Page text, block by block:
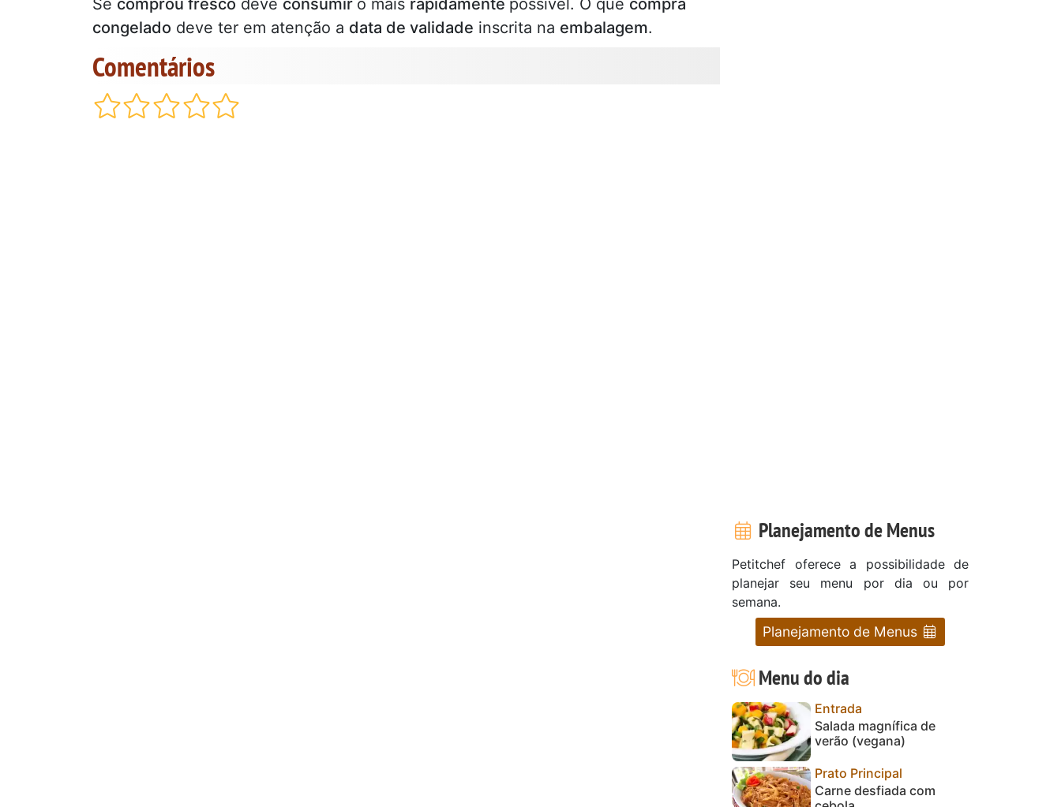
congelado deve ter em atenção a data de validade inscrita na embalagem.
Comentários
Planejamento de Menus
Petitchef oferece a possibilidade de
planejar seu menu por dia ou por
semana.
Planejamento de Menus
Menu do dia
Entrada
Salada magnífica de
verão (vegana)
Prato Principal
Carne desfiada com